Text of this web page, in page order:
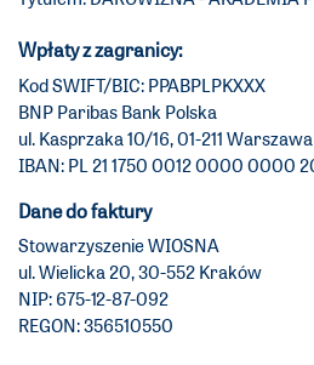
Wpłaty z zagranicy:
Kod SWIFT/BIC: PPABPLPKXXX
BNP Paribas Bank Polska
ul. Kasprzaka 10/16, 01-211 Warszawa
IBAN: PL 21 1750 0012 0000 0000
Dane do faktury
Stowarzyszenie WIOSNA
ul. Wielicka 20, 30-552 Kraków
NIP: 675-12-87-092
REGON: 356510550